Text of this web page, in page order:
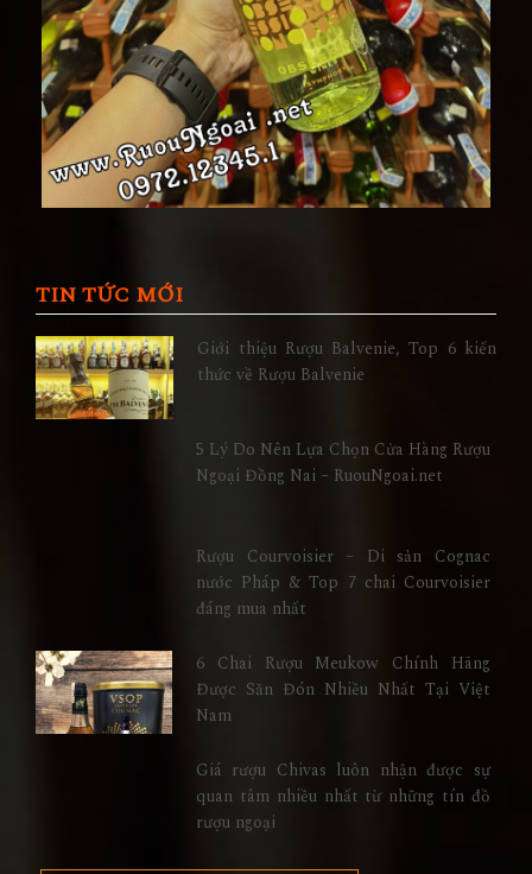
TIN TỨC MỚI
Giới thiệu Rượu Balvenie, Top 6 kiến
thức về Rượu Balvenie
5 Lý Do Nên Lựa Chọn Cửa Hàng Rượu
Ngoại Đồng Nai – RuouNgoai.net
Rượu Courvoisier – Di sản Cognac
nước Pháp & Top 7 chai Courvoisier
đáng mua nhất
6 Chai Rượu Meukow Chính Hãng
Được Săn Đón Nhiều Nhất Tại Việt
Nam
Giá rượu Chivas luôn nhận được sự
quan tâm nhiều nhất từ những tín đồ
rượu ngoại